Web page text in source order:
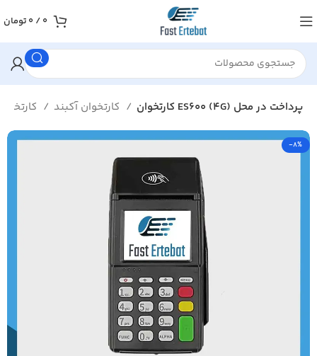
0
/
0 تومان
کارتخوان ES600 (4G) پرداخت در محل
-8%